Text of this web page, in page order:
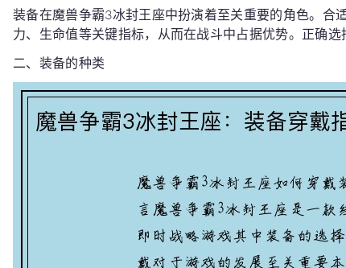
装备在魔兽争霸3冰封王座中扮演着至关重要的角色。合
力、生命值等关键指标，从而在战斗中占据优势。正确选
二、装备的种类